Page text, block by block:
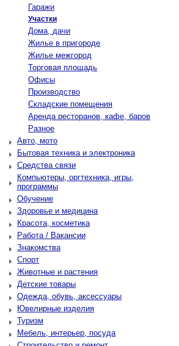
Гаражи
Участки
Дома, дачи
Жилье в пригороде
Жилье межгород
Торговая площадь
Офисы
Производство
Складские помещения
Аренда ресторанов, кафе, баров
Разное
Авто, мото
Бытовая техника и электроника
Средства связи
Компьютеры, оргтехника, игры,
программы
Обучение
Здоровье и медицина
Красота, косметика
Работа / Вакансии
Знакомства
Спорт
Животные и растения
Детские товары
Одежда, обувь, аксессуары
Ювелирные изделия
Туризм
Мебель, интерьер, посуда